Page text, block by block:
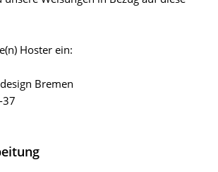
Hoster ein:
Bremen
37